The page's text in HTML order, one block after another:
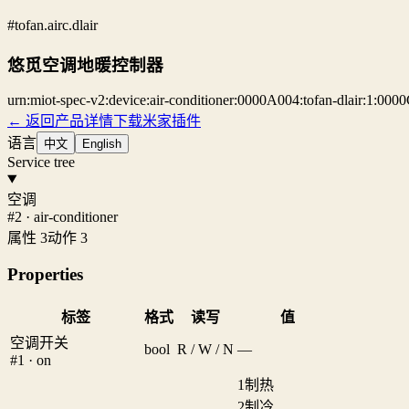
#tofan.airc.dlair
悠觅空调地暖控制器
urn:miot-spec-v2:device:air-conditioner:0000A004:tofan-
← 返回产品详情下载米家插件
语言 中文 English
Service tree
空调
#2 · air-conditioner
属性 3动作 3
Properties
标签 格式 读写
值
空调开关
#1 · on
bool R / W / N —
1制热